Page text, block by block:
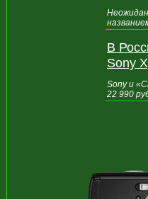
В
Sony
Sony и
22 990